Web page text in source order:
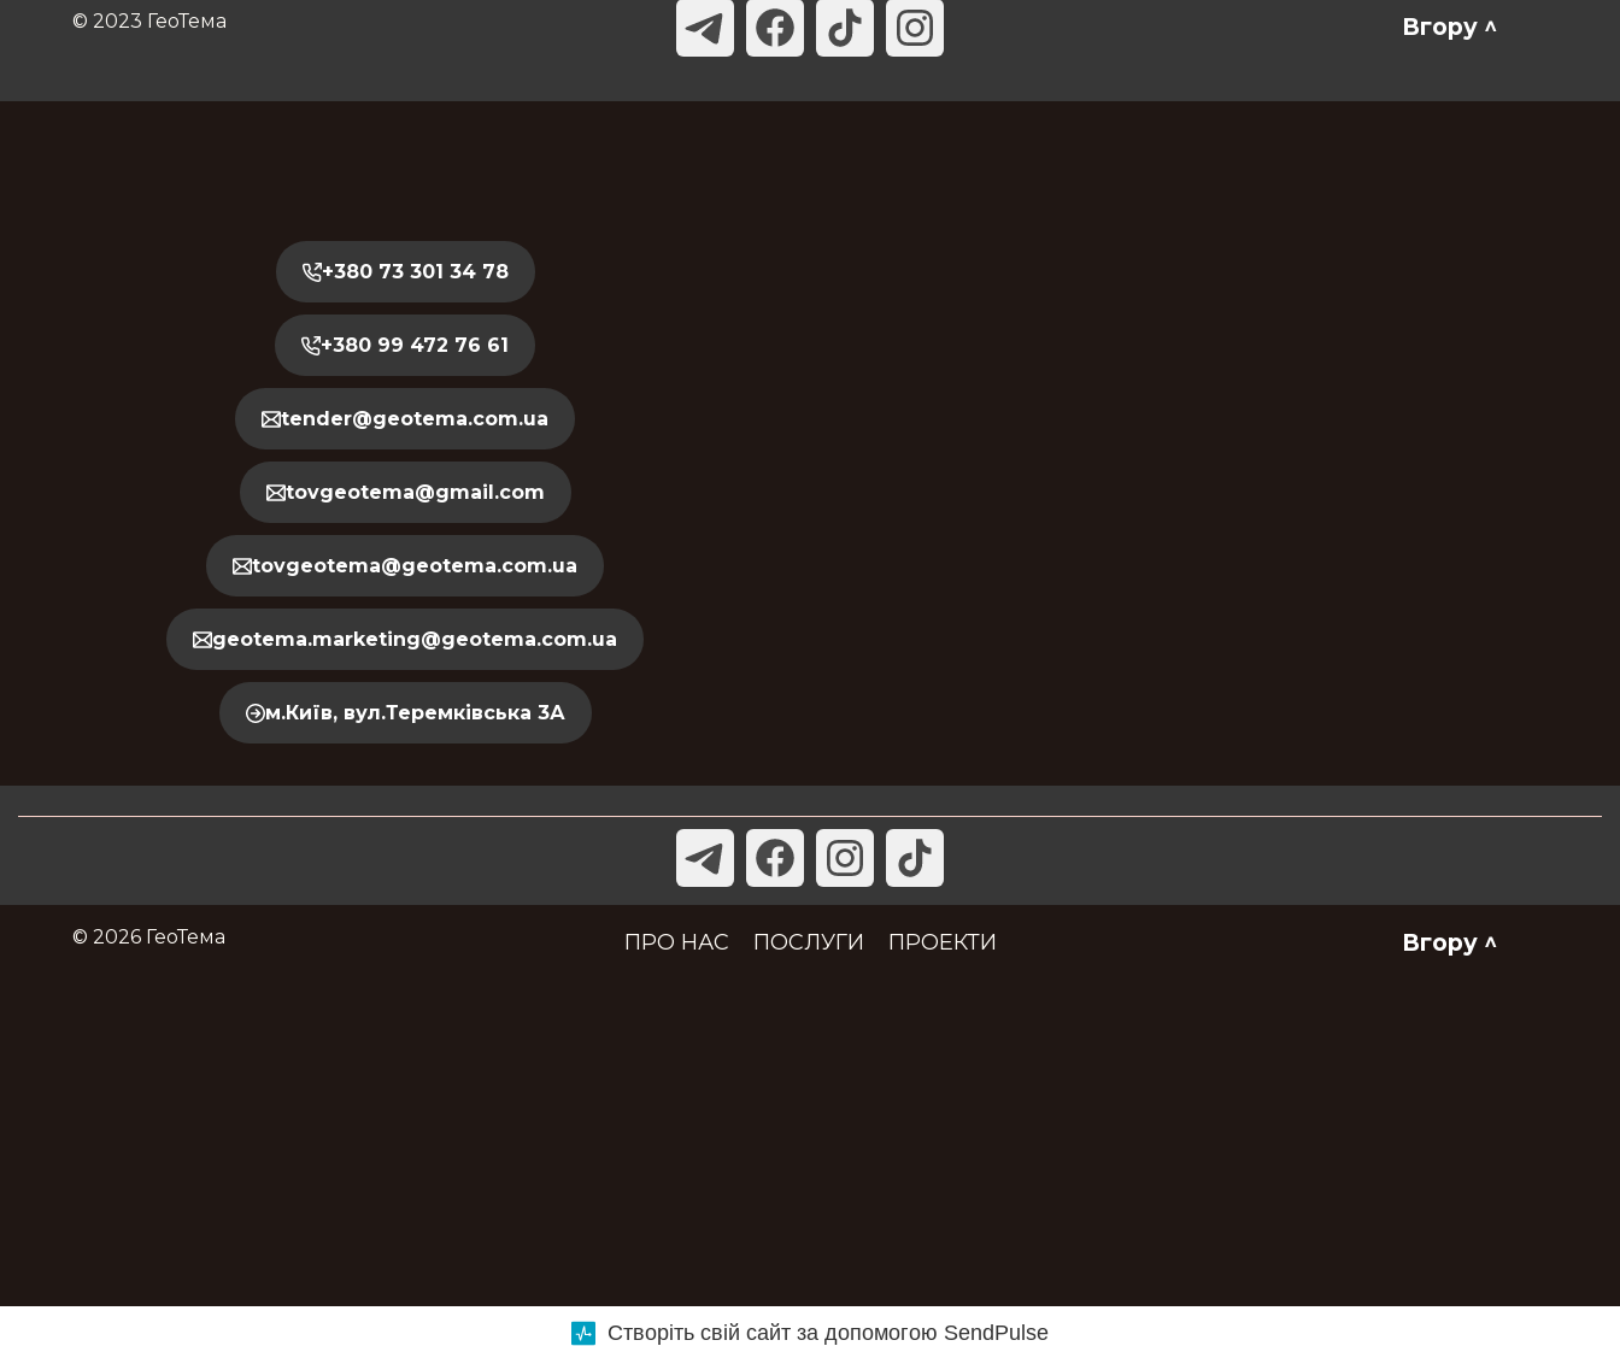
© 2023 ГеоТема Вгору ^
+380 73 301 34 78
+380 99 472 76 61
tender@geotema.com.ua
tovgeotema@gmail.com
tovgeotema@geotema.com.ua
geotema.marketing@geotema.com.ua
м.Київ, вул.Теремківська 3А
© 2026 ГеоТема ПРО НАС ПОСЛУГИ ПРОЕКТИ Вгору ^
Створіть свій сайт за допомогою SendPulse